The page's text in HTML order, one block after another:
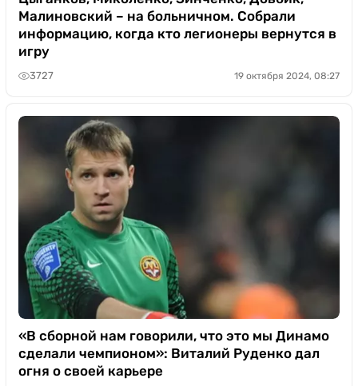
Малиновский – на больничном. Собрали
информацию, когда кто легионеры вернутся в
игру
3727 19 октября 2024, 08:27
«В сборной нам говорили, что это мы Динамо
сделали чемпионом»: Виталий Руденко дал
огня о своей карьере